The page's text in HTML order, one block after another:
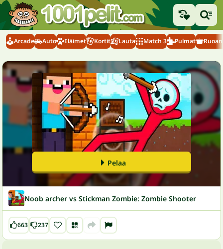
Arcade Auto Eläimet Kortit Lauta Match 3 Pulmat
Pelaa
Noob archer vs Stickman Zombie: Zombie Shooter
663 237